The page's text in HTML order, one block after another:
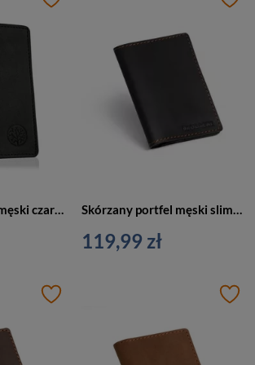
Skórzany portfel męski czarny slim wallet - Betlewski 10102025-BL Skórzany portfel męski slim wallet czarny - Brodrene 9758-BL
119,99 zł